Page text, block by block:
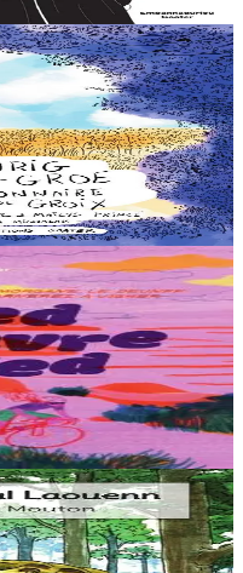
Groix
s'adresse à tous les
et de son histoire, mais
? A travers l’exemple
cycliste et sportive